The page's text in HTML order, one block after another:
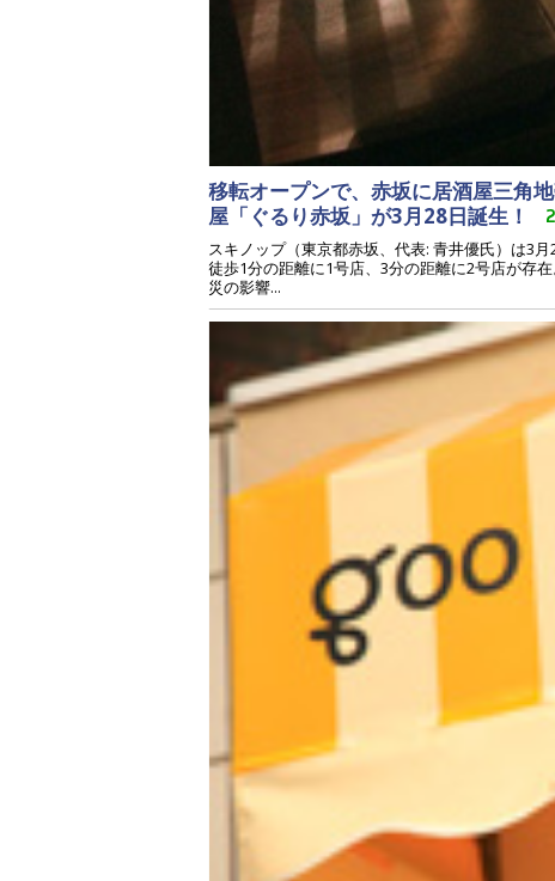
移転オープンで、赤坂に居酒屋三角
屋「ぐるり赤坂」が3月28日誕生！
スキノップ（東京都赤坂、代表: 青井優氏）は3
徒歩1分の距離に1号店、3分の距離に2号店が存
災の影響...